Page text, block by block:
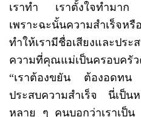
เราทำ เราตั้งใจทำมาก
เพราะฉะนั้นความสำเร็จห
ทำให้เรามีชื่อเสียงและป
ความที่คุณแม่เป็นครอบค
“เราต้องขยัน ต้องอดท
ประสบความสำเร็จ นี่เป็น
หลาย ๆ คนบอกว่าเราเป็น